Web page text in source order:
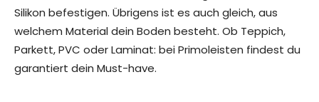
Silikon befestigen. Übrigens ist es auch gleich, aus
welchem Material dein Boden besteht. Ob Teppich,
Parkett, PVC oder Laminat: bei Primoleisten findest du
garantiert dein Must-have.